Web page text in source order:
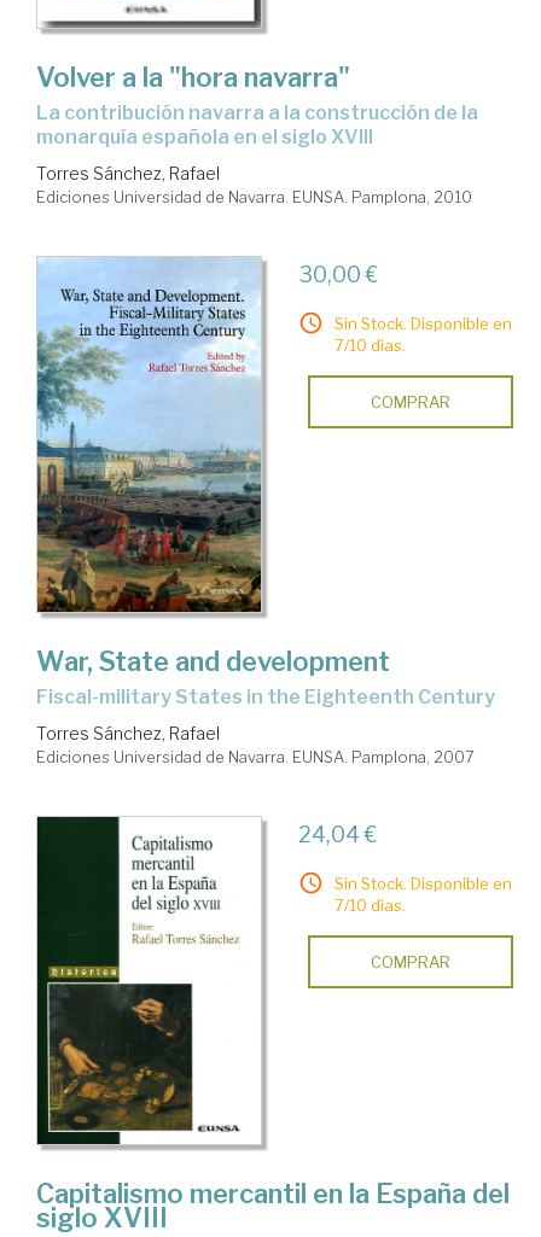
Volver a la "hora navarra"
la contribución navarra a la construcción de la
monarquía española en el siglo XVIII
Torres Sánchez, Rafael
Ediciones Universidad de Navarra. EUNSA. Pamplona, 2010
30,00 €
Sin Stock. Disponible en
7/10 días.
COMPRAR
War, State and development
fiscal-military States in the Eighteenth Century
Torres Sánchez, Rafael
Ediciones Universidad de Navarra. EUNSA. Pamplona, 2007
24,04 €
Sin Stock. Disponible en
7/10 días.
COMPRAR
Capitalismo mercantil en la España del
siglo XVIII